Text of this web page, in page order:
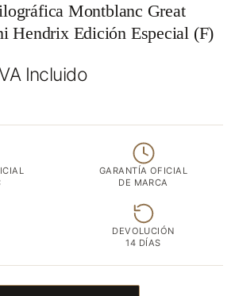
Montblanc Great
Hendrix Edición Especial (F)
Incluido
GARANTÍA OFICIAL
DE MARCA
DEVOLUCIÓN
14 DÍAS